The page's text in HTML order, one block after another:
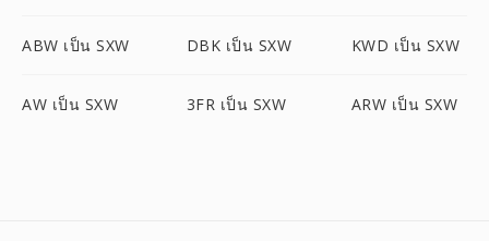
ABW เป็น SXW DBK เป็น SXW KWD เป็น SXW
AW เป็น SXW 3FR เป็น SXW ARW เป็น SXW